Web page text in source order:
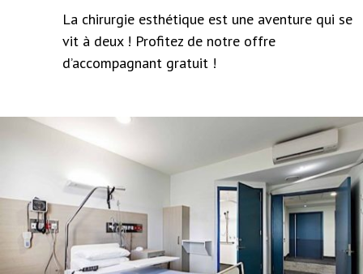
La chirurgie esthétique est une aventure qui se
vit à deux ! Profitez de notre offre
d’accompagnant gratuit !